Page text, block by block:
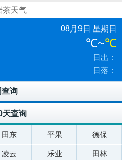
茶天气
08月9日 星期日
℃~℃
日出：
日落：
询
天查询
田东 平果 德保
凌云 乐业 田林